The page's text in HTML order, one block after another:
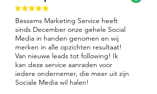
Bessems Marketing Service heeft
sinds December onze gehele Social
Media in handen genomen en wij
merken in alle opzichten resultaat!
Van nieuwe leads tot following! Ik
kan deze service aanraden voor
iedere ondernemer, die meer uit zijn
Sociale Media wil halen!